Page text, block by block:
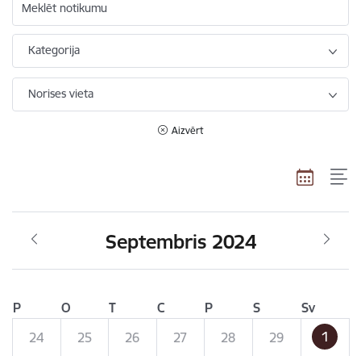
Meklēt notikumu
Kategorija
Norises vieta
Aizvērt
Septembris 2024
P O T C P S
Sv
24
25 26 27 28 29 1